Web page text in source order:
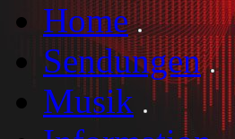
Home
Sendungen
Musik